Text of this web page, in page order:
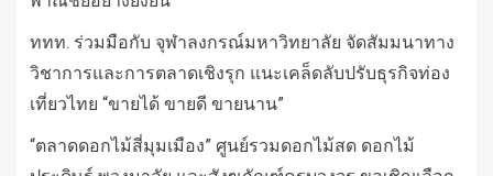
ททท. ร่วมมือกับ จุฬาลงกรณ์มหาวิทยาลัย จัดสัมมนาทาง
วิชาการและการตลาดเชิงรุก แนะเคล็ดลับปรับธุรกิจท่อง
เที่ยวไทย “ขายได้ ขายดี ขายนาน”
“ตลาดดอกไม้สี่มุมเมือง” ศูนย์รวมดอกไม้สด ดอกไม้